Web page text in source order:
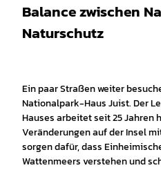
Balance zwischen
Naturschutz
Ein paar Straßen weiter
Nationalpark-Haus Juist. Der
Hauses arbeitet seit 25 Jahren
Veränderungen auf der Insel
sorgen dafür, dass
Wattenmeers verstehen und